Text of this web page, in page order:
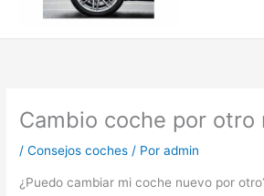
Cambio coche por otro
/Consejos coches / Poradmin
¿Puedo cambiar mi coche nuevo por